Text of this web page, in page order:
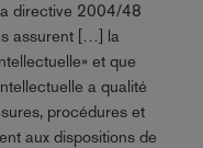
directive 2004/48
assurent […] la
et que
a qualité
procédures et
aux dispositions de